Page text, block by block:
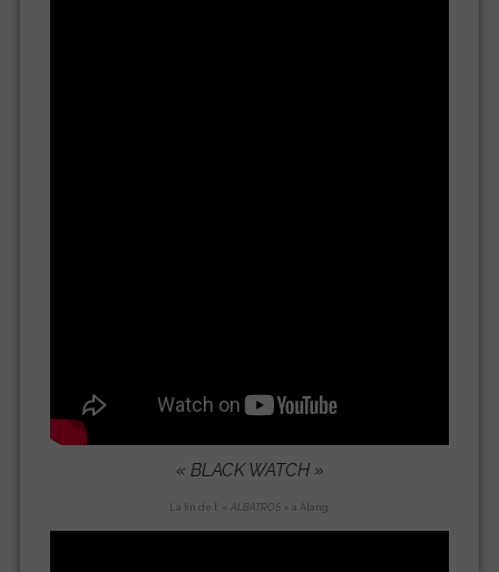
« BLACK WATCH »
La fin de l’ « ALBATROS» à Alang.